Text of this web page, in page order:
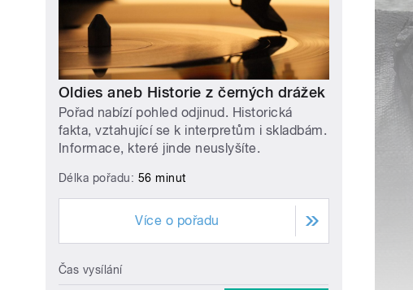
Oldies aneb Historie z černých drážek
Pořad nabízí pohled odjinud. Historická
fakta, vztahující se k interpretům i skladbám.
Informace, které jinde neuslyšíte.
Délka pořadu: 56 minut
Více o pořadu
Čas vysílání